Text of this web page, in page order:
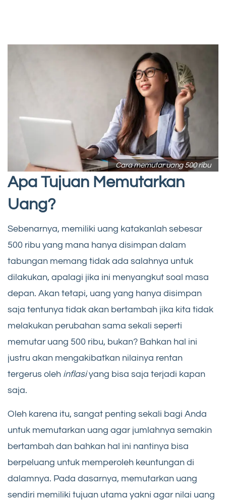
Cara memutar uang 500 ribu
Apa Tujuan Memutarkan
Uang?
Sebenarnya, memiliki uang katakanlah sebesar
500 ribu yang mana hanya disimpan dalam
tabungan memang tidak ada salahnya untuk
dilakukan, apalagi jika ini menyangkut soal masa
depan. Akan tetapi, uang yang hanya disimpan
saja tentunya tidak akan bertambah jika kita tidak
melakukan perubahan sama sekali seperti
memutar uang 500 ribu, bukan? Bahkan hal ini
justru akan mengakibatkan nilainya rentan
tergerus oleh inflasiyang bisa saja terjadi kapan
saja.
Oleh karena itu, sangat penting sekali bagi Anda
untuk memutarkan uang agar jumlahnya semakin
bertambah dan bahkan hal ini nantinya bisa
berpeluang untuk memperoleh keuntungan di
dalamnya. Pada dasarnya, memutarkan uang
sendiri memiliki tujuan utama yakni agar nilai uang